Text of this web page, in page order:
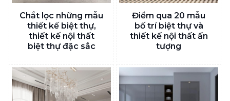
Chắt lọc những mẫu
thiết kế biệt thự,
thiết kế nội thất
biệt thự đặc sắc
Điểm qua 20 mẫu
bố trí biệt thự và
thiết kế nội thất ấn
tượng